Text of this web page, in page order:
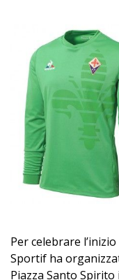
Per celebrare
Sportif ha
Piazza Santo